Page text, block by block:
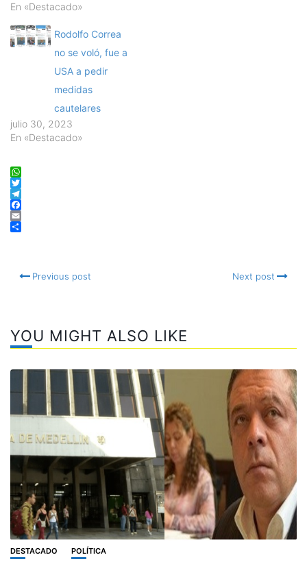
En «Destacado»
Rodolfo Correa
no se voló, fue a
USA a pedir
medidas
cautelares
julio 30, 2023
En «Destacado»
WhatsApp
Twitter
Telegram
Facebook
Email
Previous post Next post
YOU MIGHT ALSO LIKE
DESTACADO POLÍTICA